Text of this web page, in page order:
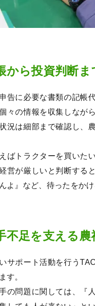
から投資判断
告に必要な書類の記帳
々の情報を収集しなが
況は細部まで確認し、
えばトラクターを買いた
営が厳しいと判断する
よ』など、待ったをか
不足を支える
サポート活動を行う
す。
手の問題に関しては、『